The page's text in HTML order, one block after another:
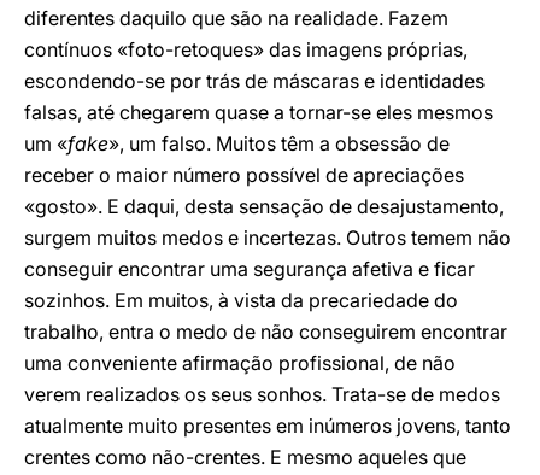
diferentes daquilo que são na realidade. Fazem
contínuos «foto-retoques» das imagens próprias,
escondendo-se por trás de máscaras e identidades
falsas, até chegarem quase a tornar-se eles mesmos
um «fake», um falso. Muitos têm a obsessão de
receber o maior número possível de apreciações
«gosto». E daqui, desta sensação de desajustamento,
surgem muitos medos e incertezas. Outros temem não
conseguir encontrar uma segurança afetiva e ficar
sozinhos. Em muitos, à vista da precariedade do
trabalho, entra o medo de não conseguirem encontrar
uma conveniente afirmação profissional, de não
verem realizados os seus sonhos. Trata-se de medos
atualmente muito presentes em inúmeros jovens, tanto
crentes como não-crentes. E mesmo aqueles que